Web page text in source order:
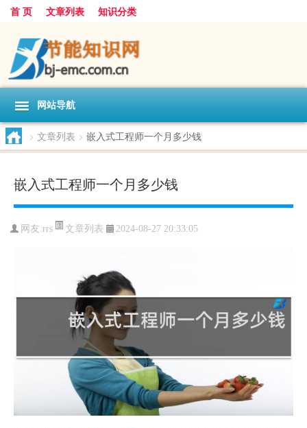
首 页 文章列表 知识分类
网站导航
> 文章列表 > 嵌入式工程师一个月多少钱
嵌入式工程师一个月多少钱
网友:rrs 文章列表 2024-08-27 20:33:05